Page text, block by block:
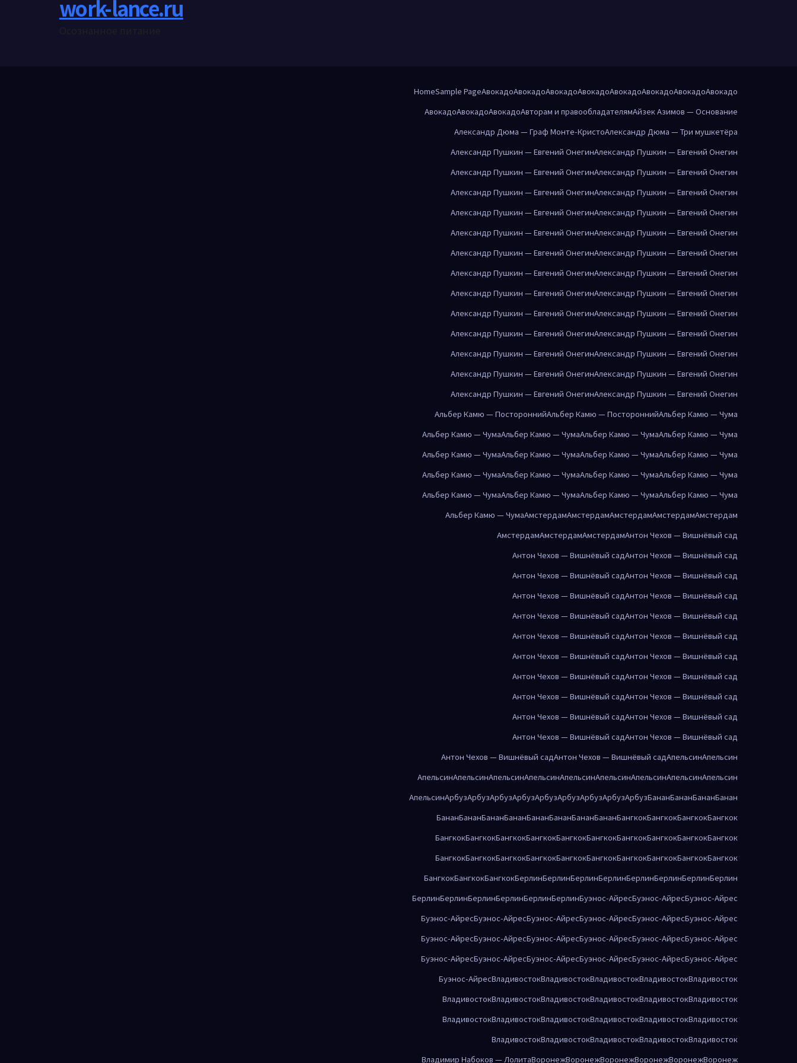
work-lance.ru
HomeSample PageАвокадоАвокадоАвокадоАвокадоАвокадоАвокадоАвокадоАвокадо
АвокадоАвокадоАвокадоАвторам и правообладателямАйзек Азимов — Основание
Александр Дюма — Граф Монте-КристоАлександр Дюма — Три мушкетёра
Александр Пушкин — Евгений ОнегинАлександр Пушкин — Евгений Онегин
Александр Пушкин — Евгений ОнегинАлександр Пушкин — Евгений Онегин
Александр Пушкин — Евгений ОнегинАлександр Пушкин — Евгений Онегин
Александр Пушкин — Евгений ОнегинАлександр Пушкин — Евгений Онегин
Александр Пушкин — Евгений ОнегинАлександр Пушкин — Евгений Онегин
Александр Пушкин — Евгений ОнегинАлександр Пушкин — Евгений Онегин
Александр Пушкин — Евгений ОнегинАлександр Пушкин — Евгений Онегин
Александр Пушкин — Евгений ОнегинАлександр Пушкин — Евгений Онегин
Александр Пушкин — Евгений ОнегинАлександр Пушкин — Евгений Онегин
Александр Пушкин — Евгений ОнегинАлександр Пушкин — Евгений Онегин
Александр Пушкин — Евгений ОнегинАлександр Пушкин — Евгений Онегин
Александр Пушкин — Евгений ОнегинАлександр Пушкин — Евгений Онегин
Александр Пушкин — Евгений ОнегинАлександр Пушкин — Евгений Онегин
Альбер Камю — ПостороннийАльбер Камю — ПостороннийАльбер Камю — Чума
Альбер Камю — ЧумаАльбер Камю — ЧумаАльбер Камю — ЧумаАльбер Камю — Чума
Альбер Камю — ЧумаАльбер Камю — ЧумаАльбер Камю — ЧумаАльбер Камю — Чума
Альбер Камю — ЧумаАльбер Камю — ЧумаАльбер Камю — ЧумаАльбер Камю — Чума
Альбер Камю — ЧумаАльбер Камю — ЧумаАльбер Камю — ЧумаАльбер Камю — Чума
Альбер Камю — ЧумаАмстердамАмстердамАмстердамАмстердамАмстердам
АмстердамАмстердамАмстердамАнтон Чехов — Вишнёвый сад
Антон Чехов — Вишнёвый садАнтон Чехов — Вишнёвый сад
Антон Чехов — Вишнёвый садАнтон Чехов — Вишнёвый сад
Антон Чехов — Вишнёвый садАнтон Чехов — Вишнёвый сад
Антон Чехов — Вишнёвый садАнтон Чехов — Вишнёвый сад
Антон Чехов — Вишнёвый садАнтон Чехов — Вишнёвый сад
Антон Чехов — Вишнёвый садАнтон Чехов — Вишнёвый сад
Антон Чехов — Вишнёвый садАнтон Чехов — Вишнёвый сад
Антон Чехов — Вишнёвый садАнтон Чехов — Вишнёвый сад
Антон Чехов — Вишнёвый садАнтон Чехов — Вишнёвый сад
Антон Чехов — Вишнёвый садАнтон Чехов — Вишнёвый сад
Антон Чехов — Вишнёвый садАнтон Чехов — Вишнёвый садАпельсинАпельсин
АпельсинАпельсинАпельсинАпельсинАпельсинАпельсинАпельсинАпельсинАпельсин
АпельсинАрбузАрбузАрбузАрбузАрбузАрбузАрбузАрбузАрбузБананБананБананБанан
БананБананБананБананБананБананБананБананБангкокБангкокБангкокБангкок
БангкокБангкокБангкокБангкокБангкокБангкокБангкокБангкокБангкокБангкок
БангкокБангкокБангкокБангкокБангкокБангкокБангкокБангкокБангкокБангкок
БангкокБангкокБангкокБерлинБерлинБерлинБерлинБерлинБерлинБерлинБерлин
БерлинБерлинБерлинБерлинБерлинБерлинБуэнос-АйресБуэнос-АйресБуэнос-Айрес
Буэнос-АйресБуэнос-АйресБуэнос-АйресБуэнос-АйресБуэнос-АйресБуэнос-Айрес
Буэнос-АйресБуэнос-АйресБуэнос-АйресБуэнос-АйресБуэнос-АйресБуэнос-Айрес
Буэнос-АйресБуэнос-АйресБуэнос-АйресБуэнос-АйресБуэнос-АйресБуэнос-Айрес
Буэнос-АйресВладивостокВладивостокВладивостокВладивостокВладивосток
ВладивостокВладивостокВладивостокВладивостокВладивостокВладивосток
ВладивостокВладивостокВладивостокВладивостокВладивостокВладивосток
ВладивостокВладивостокВладивостокВладивостокВладивосток
Владимир Набоков — ЛолитаВоронежВоронежВоронежВоронежВоронежВоронеж